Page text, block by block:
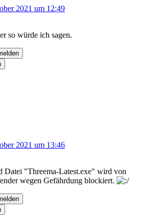
2021 um 12:49
so würde ich sagen.
2021 um 13:46
Datei "Threema-Latest.exe" wird von
wegen Gefährdung blockiert.